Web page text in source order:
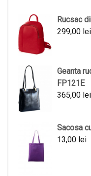
Rucsac
299,00 lei
Geanta
FP121E
365,00 lei
Sacosa
13,00 lei